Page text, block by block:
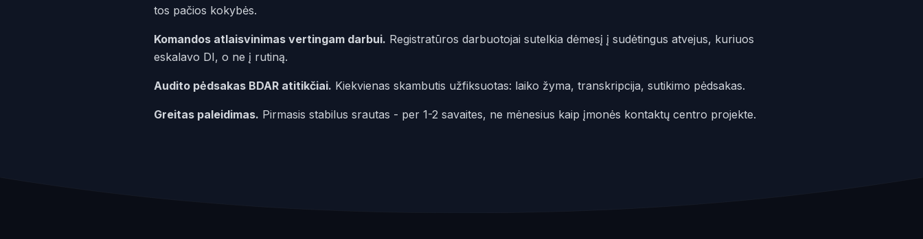
tos pačios kokybės.
Komandos atlaisvinimas vertingam darbui. Registratūros darbuotojai sutelkia dėmesį į sudėtingus atvejus, kuriuos
eskalavo DI, o ne į rutiną.
Audito pėdsakas BDAR atitikčiai. Kiekvienas skambutis užfiksuotas: laiko žyma, transkripcija, sutikimo pėdsakas.
Greitas paleidimas. Pirmasis stabilus srautas - per 1-2 savaites, ne mėnesius kaip įmonės kontaktų centro projekte.